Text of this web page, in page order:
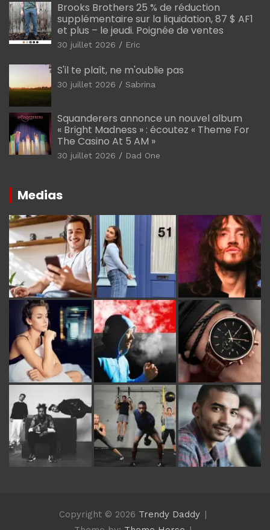
Brooks Brothers 25 % de réduction
supplémentaire sur la liquidation, 87 $ AF1
et plus – le jeudi. Poignée de ventes
30 juillet 2026 Eric
S'il te plaît, ne m'oublie pas
30 juillet 2026 Sabrina
Squanderers annonce un nouvel album
« Bright Madness » : écoutez « Theme For
The Casino At 5 AM »
30 juillet 2026 Dad One
Medias
Copyright © 2026 Trendy Daddy